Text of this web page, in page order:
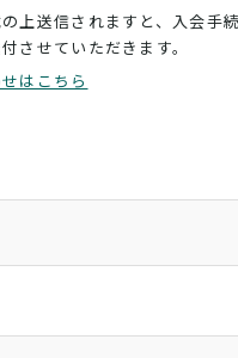
上送信されますと、入会手続
させていただきます。
はこちら